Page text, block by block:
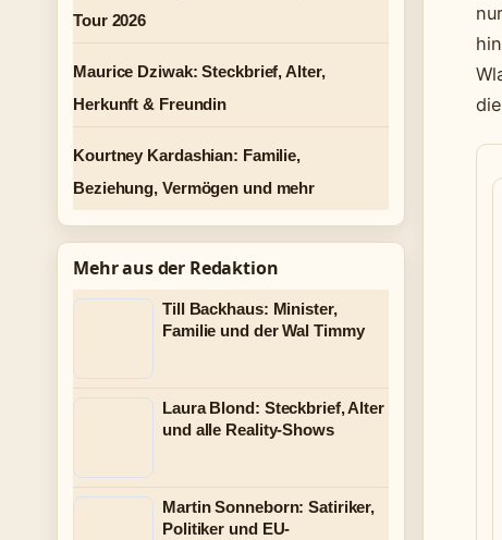
Tour 2026
Maurice Dziwak: Steckbrief, Alter,
Herkunft & Freundin
Kourtney Kardashian: Familie,
Beziehung, Vermögen und mehr
Mehr aus der Redaktion
Till Backhaus: Minister,
Familie und der Wal Timmy
Laura Blond: Steckbrief, Alter
und alle Reality-Shows
Martin Sonneborn: Satiriker,
Politiker und EU-